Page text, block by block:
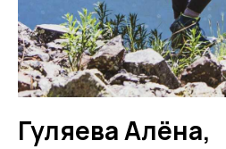
Гуляева Алёна,